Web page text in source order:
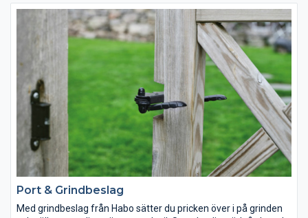
Port & Grindbeslag
Med grindbeslag från Habo sätter du pricken över i på grinden